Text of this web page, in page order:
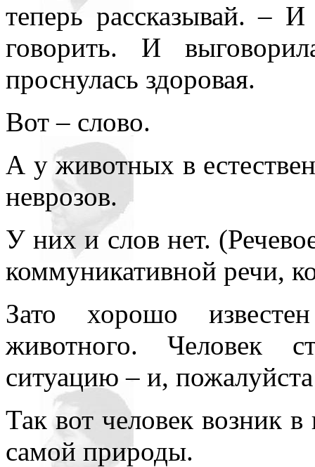
теперь рассказывай. – И
говорить. И
проснулась здоровая.
Вот – слово.
А у животных в
неврозов.
У них и слов нет.
коммуникативной речи,
Зато хорошо
животного. Человек
ситуацию – и,
Так вот человек возник
самой природы.